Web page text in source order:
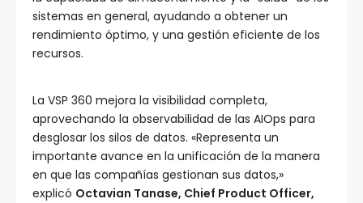
sistemas en general, ayudando a obtener un
rendimiento óptimo, y una gestión eficiente de los
recursos.
La VSP 360 mejora la visibilidad completa,
aprovechando la observabilidad de las AIOps para
desglosar los silos de datos. «Representa un
importante avance en la unificación de la manera
en que las compañías gestionan sus datos,»
explicó Octavian Tanase, Chief Product Officer,